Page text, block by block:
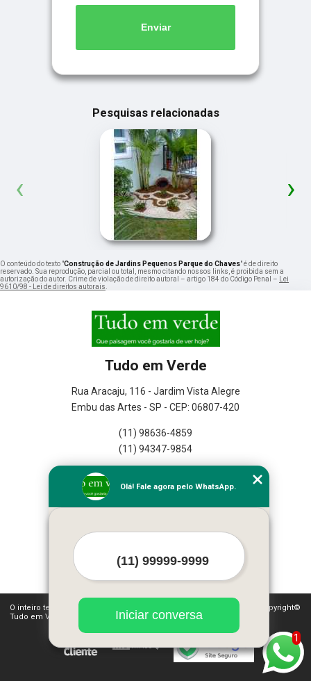
Enviar
Pesquisas relacionadas
‹ ›
O conteúdo do texto "Construção de Jardins Pequenos Parque do Chaves" é de direito
reservado. Sua reprodução, parcial ou total, mesmo citando nossos links, é proibida sem a
autorização do autor. Crime de violação de direito autoral – artigo 184 do Código Penal –
Lei
9610/98 - Lei de direitos autorais
Tudo em Verde
Rua Aracaju, 116 - Jardim Vista Alegre
Embu das Artes - SP - CEP: 06807-420
(11) 98636-4859
(11) 94347-9854
Empresa
Missão
Mapa do site
Mais Serviços
O inteiro teor deste site está sujeito à proteção de direitos autorais. Copyright©
Tudo em Verde (Lei 9610 de 19/02/1998)
1
Olá! Fale agora pelo WhatsApp.
Iniciar conversa